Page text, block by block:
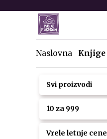
Naslovna Knjige
Svi proizvodi
10 za 999
Vrele letnje cene